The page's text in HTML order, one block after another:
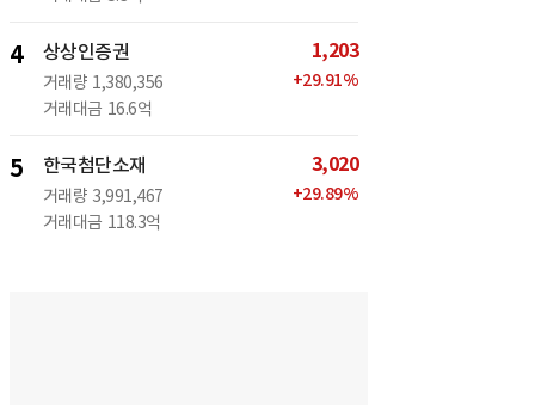
4 상상인증권
거래량 1,380,356
거래대금 16.6억
1,203
+29.91%
5 한국첨단소재
거래량 3,991,467
거래대금 118.3억
3,020
+29.89%